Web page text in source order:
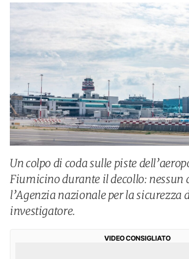
Un colpo di coda sulle piste
Fiumicino durante il decollo: nessun
l’Agenzia nazionale per la sicurezza
investigatore.
VIDEO CONSIGLIATO